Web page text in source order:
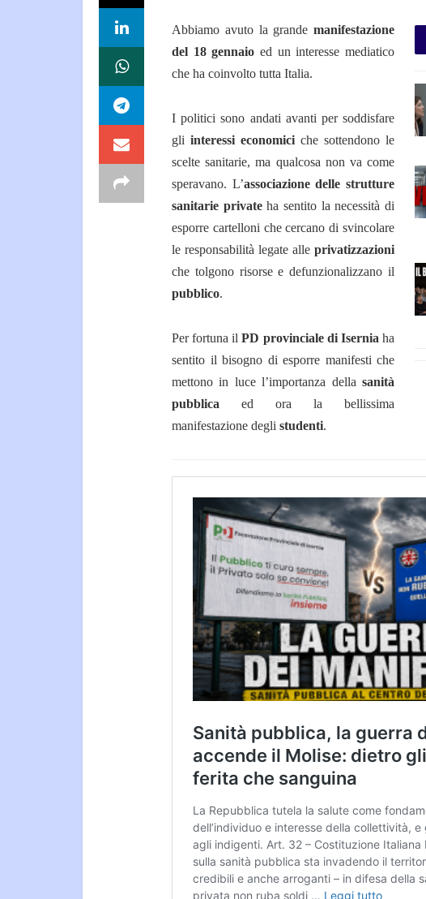
Abbiamo avuto la grande manifestazione
del 18 gennaio ed un interesse mediatico
che ha coinvolto tutta Italia.
I politici sono andati avanti per soddisfare
gli interessi economici che sottendono le
scelte sanitarie, ma qualcosa non va come
speravano. L’associazione delle strutture
sanitarie privateha sentito la necessità di
esporre cartelloni che cercano di svincolare
le responsabilità legate alle privatizzazioni
che tolgono risorse e defunzionalizzano il
pubblico.
Per fortuna ilPD provinciale di Isernia ha
sentito il bisogno di esporre manifesti che
mettono in luce l’importanza della sanità
pubblica ed ora la bellissima
manifestazione degli studenti.